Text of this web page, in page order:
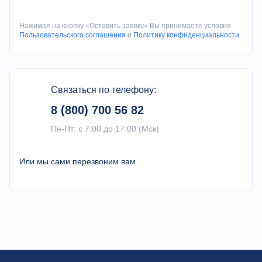
Нажимая на кнопку «Оставить заявку» Вы принимаете условия
Пользовательского соглашения и Политику конфиденциальности
Связаться по телефону:
8 (800) 700 56 82
Пн-Пт: с 7:00 до 17:00 (Мск)
Или мы сами перезвоним вам